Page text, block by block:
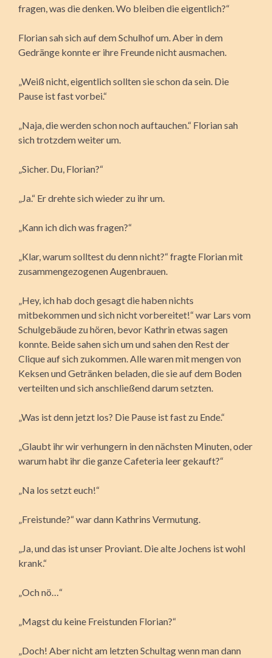
fragen, was die denken. Wo bleiben die eigentlich?“
Florian sah sich auf dem Schulhof um. Aber in dem
Gedränge konnte er ihre Freunde nicht ausmachen.
„Weiß nicht, eigentlich sollten sie schon da sein. Die
Pause ist fast vorbei.“
„Naja, die werden schon noch auftauchen.“ Florian sah
sich trotzdem weiter um.
„Sicher. Du, Florian?“
„Ja.“ Er drehte sich wieder zu ihr um.
„Kann ich dich was fragen?“
„Klar, warum solltest du denn nicht?“ fragte Florian mit
zusammengezogenen Augenbrauen.
„Hey, ich hab doch gesagt die haben nichts
mitbekommen und sich nicht vorbereitet!“ war Lars vom
Schulgebäude zu hören, bevor Kathrin etwas sagen
konnte. Beide sahen sich um und sahen den Rest der
Clique auf sich zukommen. Alle waren mit mengen von
Keksen und Getränken beladen, die sie auf dem Boden
verteilten und sich anschließend darum setzten.
„Was ist denn jetzt los? Die Pause ist fast zu Ende.“
„Glaubt ihr wir verhungern in den nächsten Minuten, oder
warum habt ihr die ganze Cafeteria leer gekauft?“
„Na los setzt euch!“
„Freistunde?“ war dann Kathrins Vermutung.
„Ja, und das ist unser Proviant. Die alte Jochens ist wohl
krank.“
„Och nö…“
„Magst du keine Freistunden Florian?“
„Doch! Aber nicht am letzten Schultag wenn man dann